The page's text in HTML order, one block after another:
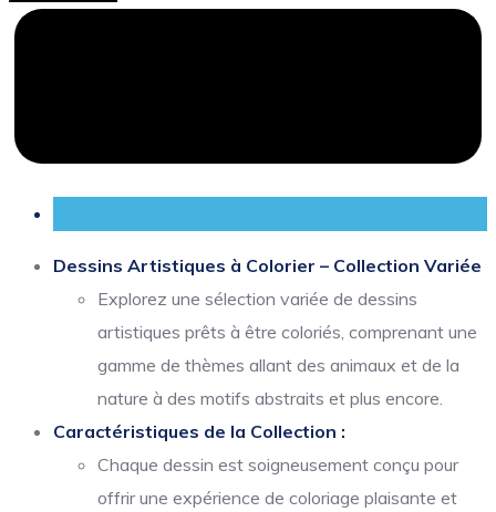
Dessins Artistiques à Colorier – Collection Variée
Explorez une sélection variée de dessins
artistiques prêts à être coloriés, comprenant une
gamme de thèmes allant des animaux et de la
nature à des motifs abstraits et plus encore.
Caractéristiques de la Collection :
Chaque dessin est soigneusement conçu pour
offrir une expérience de coloriage plaisante et